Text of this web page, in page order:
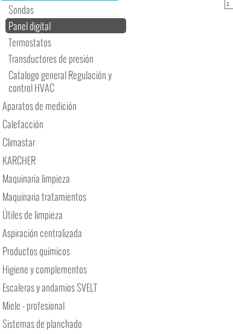
Sondas
Panel digital
Termostatos
Transductores de presión
Catalogo general Regulación y
control HVAC
Aparatos de medición
Calefacción
Climastar
KARCHER
Maquinaria limpieza
Maquinaria tratamientos
Útiles de limpieza
Aspiración centralizada
Productos químicos
Higiene y complementos
Escaleras y andamios SVELT
Miele - profesional
Sistemas de planchado